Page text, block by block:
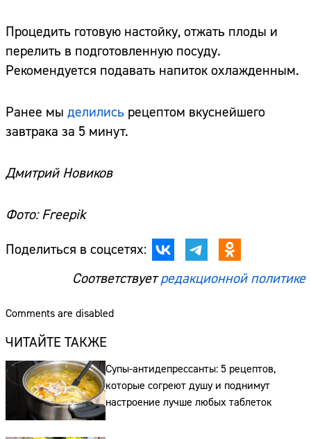
Процедить готовую настойку, отжать плоды и
перелить в подготовленную посуду.
Рекомендуется подавать напиток охлажденным.
Ранее мы делились рецептом вкуснейшего
завтрака за 5 минут.
Дмитрий Новиков
Фото: Freepik
Поделиться в соцсетях:
Соответствуетредакционной политике
Comments are disabled
ЧИТАЙТЕ ТАКЖЕ
Супы-антидепрессанты: 5 рецептов,
которые согреют душу и поднимут
настроение лучше любых таблеток